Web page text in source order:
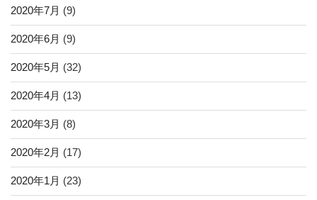
2020年7月 (9)
2020年6月 (9)
2020年5月 (32)
2020年4月 (13)
2020年3月 (8)
2020年2月 (17)
2020年1月 (23)